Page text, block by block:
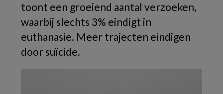
toont een groeiend aantal verzoeken,
waarbij slechts 3% eindigt in
euthanasie. Meer trajecten eindigen
door suïcide.